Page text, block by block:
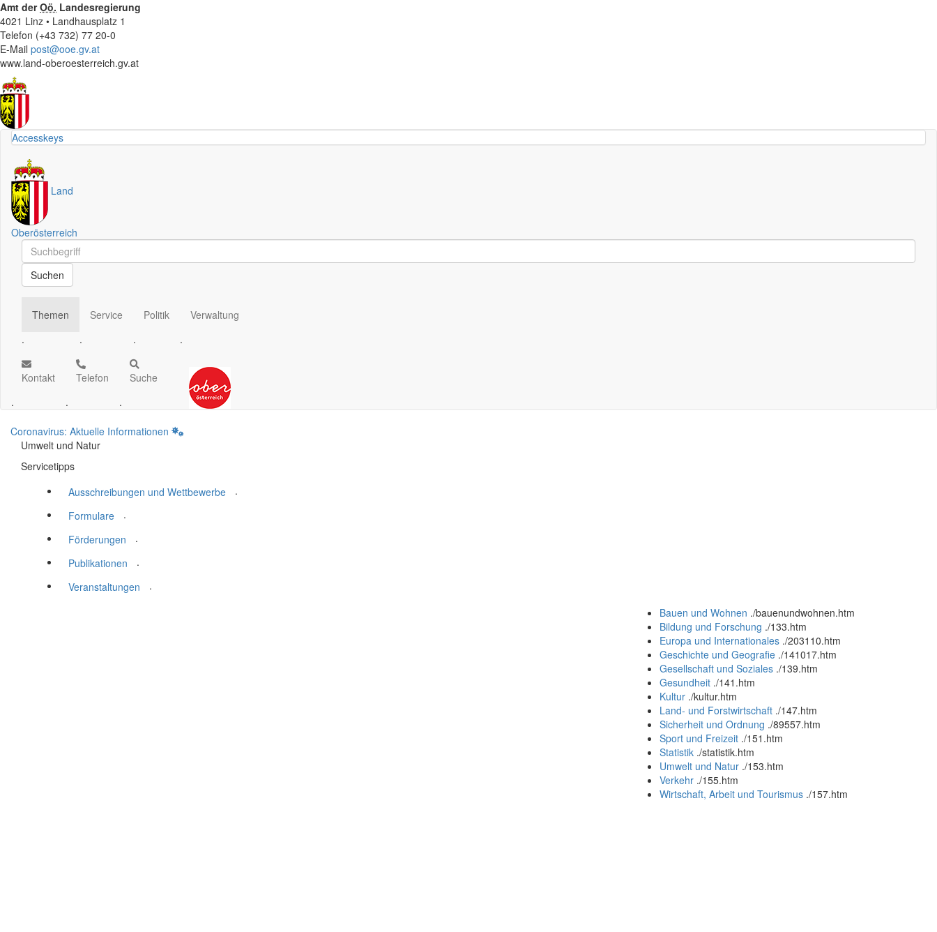
Amt derOö. Landesregierung
4021 Linz • Landhausplatz 1
Telefon (+43 732) 77 20-0
E-Mail post@ooe.gv.at
www.land-oberoesterreich.gv.at
Accesskeys
Land
Oberösterreich
Schnellsuche
Schnellsuche
Suchen
Themen
.
Service
.
Politik
.
Verwaltung
.
Kontakt
.
Telefon
.
Suche
.
Coronavirus: Aktuelle Informationen
Umwelt und Natur
Servicetipps
Ausschreibungen und Wettbewerbe
.
Formulare
.
Förderungen
.
Publikationen
.
Veranstaltungen
.
Bauen und Wohnen ./bauenundwohnen.htm
Bildung und Forschung ./133.htm
Europa und Internationales ./203110.htm
Geschichte und Geografie ./141017.htm
Gesellschaft und Soziales ./139.htm
Gesundheit ./141.htm
Kultur ./kultur.htm
Land- und Forstwirtschaft ./147.htm
Sicherheit und Ordnung ./89557.htm
Sport und Freizeit ./151.htm
Statistik ./statistik.htm
Umwelt und Natur ./153.htm
Verkehr ./155.htm
Wirtschaft, Arbeit und Tourismus ./157.htm